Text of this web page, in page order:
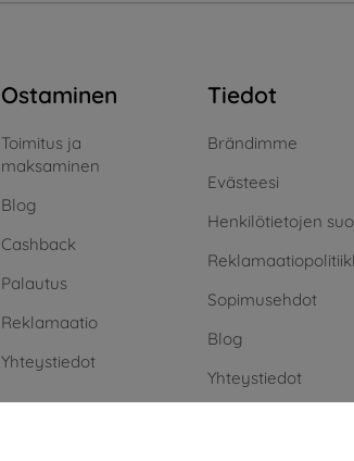
Ostaminen
Toimitus ja
maksaminen
Blog
Cashback
Palautus
Reklamaatio
Yhteystiedot
Tiedot
Brändimme
Evästeesi
Henkilötietojen
Sopimusehdot
Blog
Yhteystiedot